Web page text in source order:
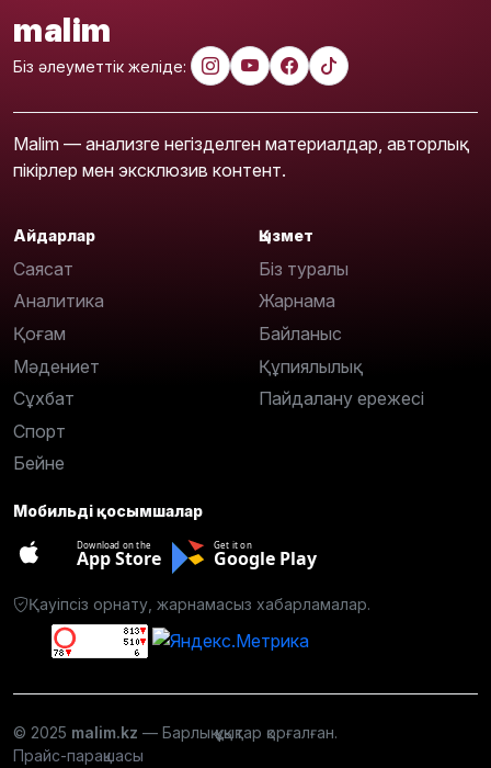
malim
Біз әлеуметтік желіде:
Malim — анализге негізделген материалдар, авторлық
пікірлер мен эксклюзив контент.
Айдарлар
Саясат
Аналитика
Қоғам
Мәдениет
Сұхбат
Спорт
Бейне
Қызмет
Біз туралы
Жарнама
Байланыс
Құпиялылық
Пайдалану ережесі
Мобильді қосымшалар
Download on the
App Store
Get it on
Google Play
Қауіпсіз орнату, жарнамасыз хабарламалар.
© 2025 malim.kz — Барлық құқықтар қорғалған.
Прайс-парақшасы